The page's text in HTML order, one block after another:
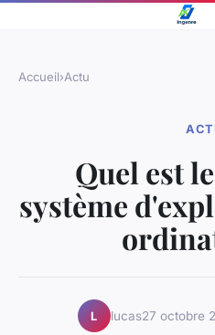
Accueil›Actu
Quel est
système
L lucas27 octobre